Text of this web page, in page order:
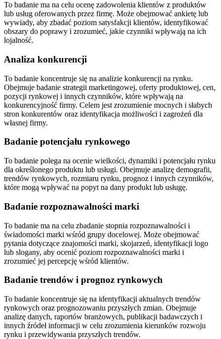
To badanie ma na celu ocenę zadowolenia klientów z produktów
lub usług oferowanych przez firmę. Może obejmować ankietę lub
wywiady, aby zbadać poziom satysfakcji klientów, identyfikować
obszary do poprawy i zrozumieć, jakie czynniki wpływają na ich
lojalność.
Analiza konkurencji
To badanie koncentruje się na analizie konkurencji na rynku.
Obejmuje badanie strategii marketingowej, oferty produktowej, cen,
pozycji rynkowej i innych czynników, które wpływają na
konkurencyjność firmy. Celem jest zrozumienie mocnych i słabych
stron konkurentów oraz identyfikacja możliwości i zagrożeń dla
własnej firmy.
Badanie potencjału rynkowego
To badanie polega na ocenie wielkości, dynamiki i potencjału rynku
dla określonego produktu lub usługi. Obejmuje analizę demografii,
trendów rynkowych, rozmiaru rynku, prognoz i innych czynników,
które mogą wpływać na popyt na dany produkt lub usługę.
Badanie rozpoznawalności marki
To badanie ma na celu zbadanie stopnia rozpoznawalności i
świadomości marki wśród grupy docelowej. Może obejmować
pytania dotyczące znajomości marki, skojarzeń, identyfikacji logo
lub slogany, aby ocenić poziom rozpoznawalności marki i
zrozumieć jej percepcję wśród klientów.
Badanie trendów i prognoz rynkowych
To badanie koncentruje się na identyfikacji aktualnych trendów
rynkowych oraz prognozowaniu przyszłych zmian. Obejmuje
analizę danych, raportów branżowych, publikacji badawczych i
innych źródeł informacji w celu zrozumienia kierunków rozwoju
rynku i przewidywania przyszłych trendów.